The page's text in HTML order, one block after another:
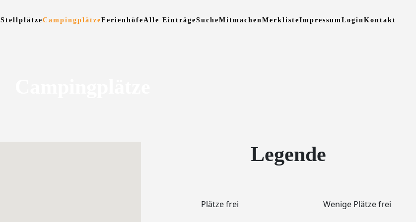
StellplätzeCampingplätzeFerienhöfe Alle EinträgeSucheMitmachen MerklisteImpressum Login Kontakt
Legende
Plätze frei Wenige Plätze frei